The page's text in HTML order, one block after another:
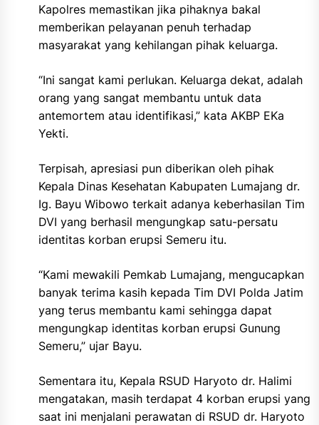
Kapolres memastikan jika pihaknya bakal
memberikan pelayanan penuh terhadap
masyarakat yang kehilangan pihak keluarga.
“Ini sangat kami perlukan. Keluarga dekat, adalah
orang yang sangat membantu untuk data
antemortem atau identifikasi,” kata AKBP EKa
Yekti.
Terpisah, apresiasi pun diberikan oleh pihak
Kepala Dinas Kesehatan Kabupaten Lumajang dr.
Ig. Bayu Wibowo terkait adanya keberhasilan Tim
DVI yang berhasil mengungkap satu-persatu
identitas korban erupsi Semeru itu.
“Kami mewakili Pemkab Lumajang, mengucapkan
banyak terima kasih kepada Tim DVI Polda Jatim
yang terus membantu kami sehingga dapat
mengungkap identitas korban erupsi Gunung
Semeru,” ujar Bayu.
Sementara itu, Kepala RSUD Haryoto dr. Halimi
mengatakan, masih terdapat 4 korban erupsi yang
saat ini menjalani perawatan di RSUD dr. Haryoto